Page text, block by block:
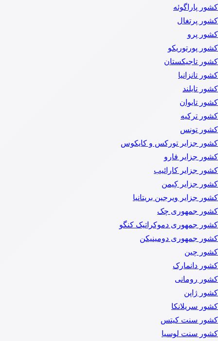
کشور پاراگوئه
کشور پرتغال
کشور پرو
کشور پورتوریکو
کشور تاجیکستان
کشور تانزانیا
کشور تایلند
کشور تایوان
کشور ترکیه
کشور تونس
کشور جزایر تورکس و کایکوس
کشور جزایر فارو
کشور جزایر کارائیب
کشور جزایر کِیمن
کشور جزایر ویرجین بریتانیا
کشور جمهوری چک
کشور جمهوری دموکراتیک کنگو
کشور جمهوری دومینیکن
کشور چین
کشور دانمارک
کشور رومانی
کشور ژاپن
کشور سریلانکا
کشور سنت کیتس
کشور سنت لوسیا